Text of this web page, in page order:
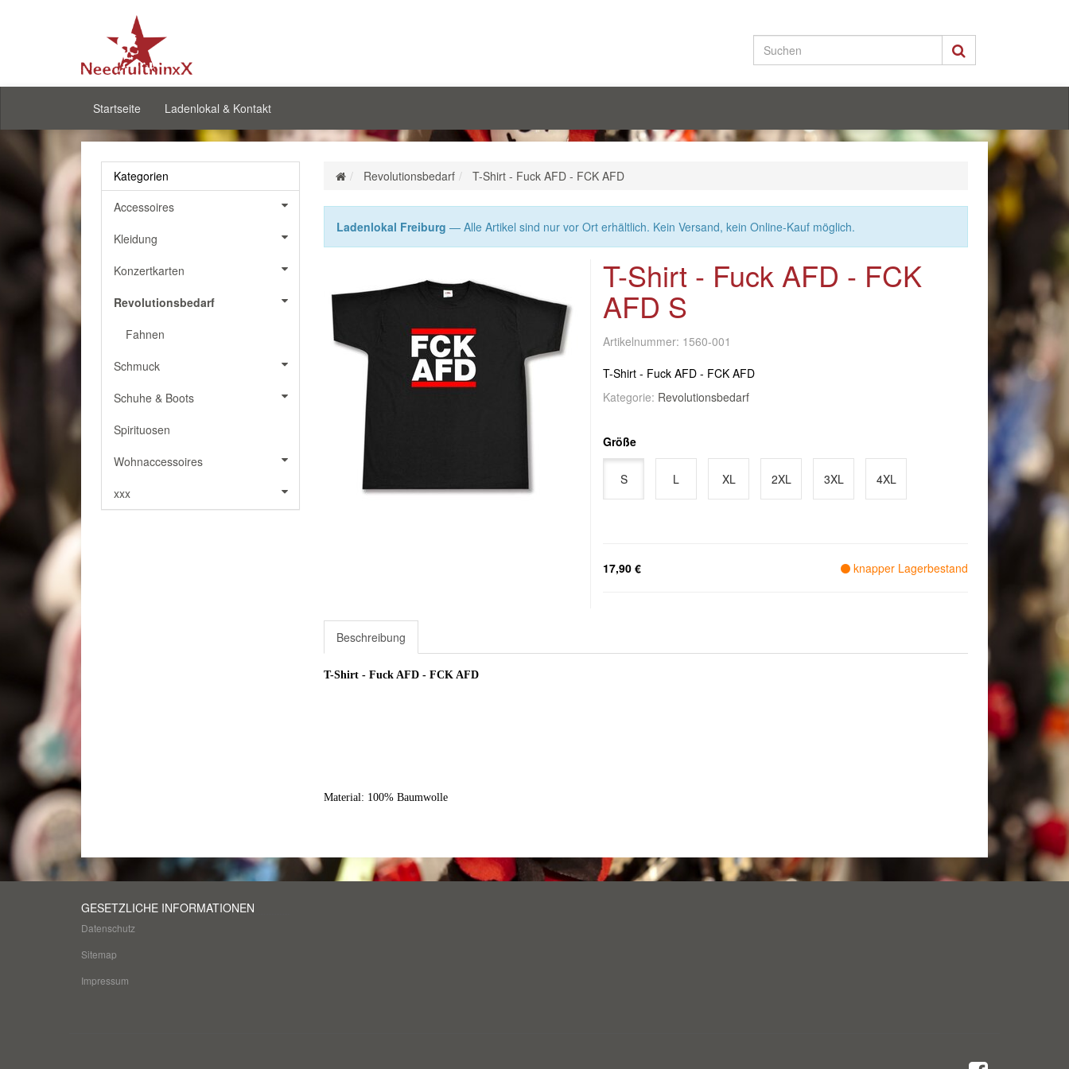
Startseite Ladenlokal & Kontakt
Revolutionsbedarf T-Shirt - Fuck AFD - FCK AFD
Ladenlokal Freiburg — Alle Artikel sind nur vor Ort erhältlich. Kein Versand, kein Online-Kauf möglich.
T-Shirt - Fuck AFD - FCK
AFD S
Artikelnummer: 1560-001
T-Shirt - Fuck AFD - FCK AFD
Kategorie: Revolutionsbedarf
Größe
S L XL 2XL 3XL 4XL
17,90 € knapper Lagerbestand
Beschreibung
T-Shirt - Fuck AFD - FCK AFD
Material: 100% Baumwolle
Kategorien
Accessoires
Kleidung
Konzertkarten
Revolutionsbedarf
Fahnen
Schmuck
Schuhe & Boots
Spirituosen
Wohnaccessoires
xxx
GESETZLICHE INFORMATIONEN
Datenschutz
Sitemap
Impressum